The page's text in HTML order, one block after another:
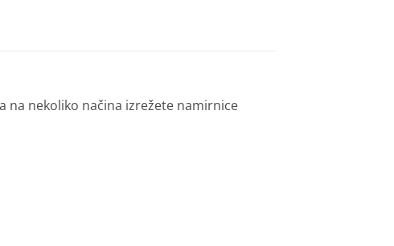
na nekoliko načina izrežete namirnice